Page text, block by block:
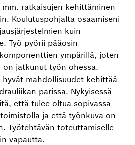
mm. ratkaisujen kehittäminen
Koulutuspohjalta osaamiseni
kuin
Työ pyörii pääosin
ympärillä, joten
on jatkunut työn ohessa.
mahdollisuudet kehittää
parissa. Nykyisessä
että tulee oltua sopivassa
ja että työnkuva on
Työtehtävän toteuttamiselle
vapautta.